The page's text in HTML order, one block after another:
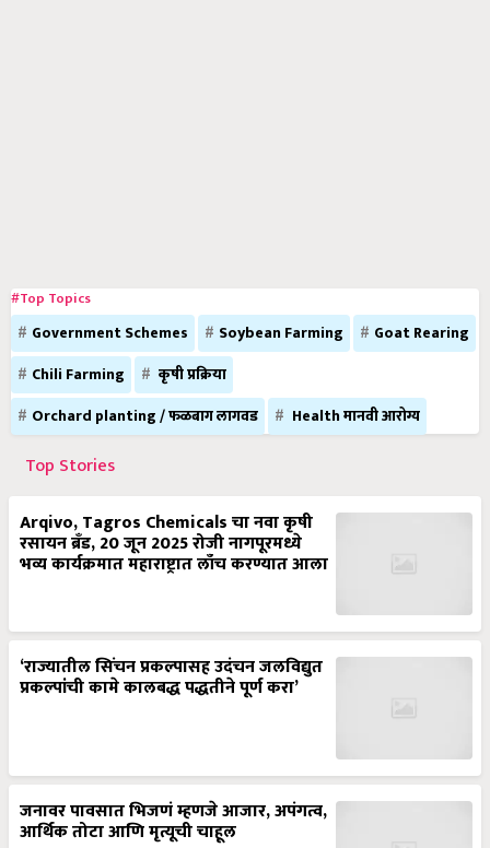
#Top Topics
Government Schemes Soybean Farming
Goat Rearing
Chili Farming
कृषी प्रक्रिया
Orchard planting / फळबाग लागवड
Health मानवी आरोग्य
Top Stories
Arqivo, Tagros Chemicals चा नवा कृषी
रसायन ब्रँड, 20 जून 2025 रोजी नागपूरमध्ये
भव्य कार्यक्रमात महाराष्ट्रात लाँच करण्यात आला
‘राज्यातील सिंचन प्रकल्पासह उदंचन जलविद्युत
प्रकल्पांची कामे कालबद्ध पद्धतीने पूर्ण करा’
जनावर पावसात भिजणं म्हणजे आजार, अपंगत्व,
आर्थिक तोटा आणि मृत्यूची चाहूल